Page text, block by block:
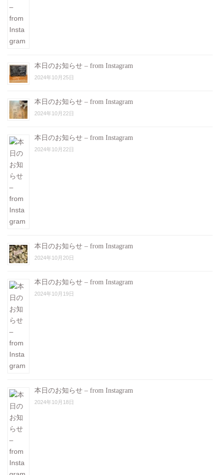
本日のお知らせ – from Instagram
2024年10月25日
本日のお知らせ – from Instagram
2024年10月22日
本日のお知らせ – from Instagram
2024年10月22日
本日のお知らせ – from Instagram
2024年10月20日
本日のお知らせ – from Instagram
2024年10月19日
本日のお知らせ – from Instagram
2024年10月18日